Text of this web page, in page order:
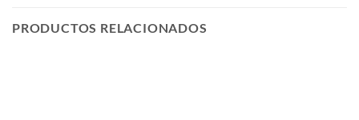
PRODUCTOS RELACIONADOS